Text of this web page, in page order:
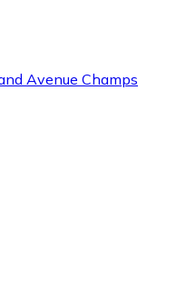
Avenue Champs